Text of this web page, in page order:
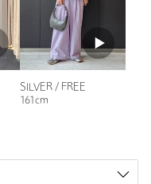
SILVER / FREE
161cm